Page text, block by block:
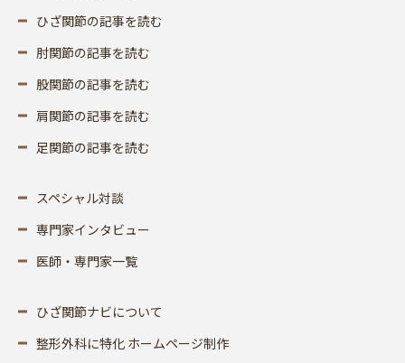
ひざ関節の記事を読む
肘関節の記事を読む
股関節の記事を読む
肩関節の記事を読む
足関節の記事を読む
スペシャル対談
専門家インタビュー
医師・専門家一覧
ひざ関節ナビについて
整形外科に特化 ホームページ制作